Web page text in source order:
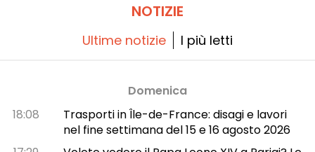
NOTIZIE
Ultime notizie I più letti
Domenica
18:08
Trasporti in Île-de-France: disagi e lavori
nel fine settimana del 15 e 16 agosto 2026